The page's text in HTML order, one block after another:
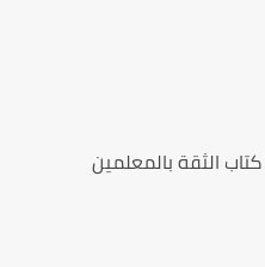
كتاب الثقة بالمعلمين